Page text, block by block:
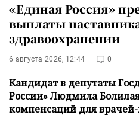
«Единая Россия»
выплаты
здравоохранении
6 августа 2026, 12:44 0
Кандидат в депутаты
России» Людмила
компенсаций для